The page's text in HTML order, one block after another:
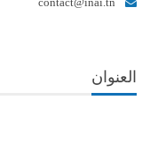
العنوان